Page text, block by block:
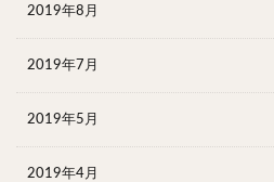
2019年8月
2019年7月
2019年5月
2019年4月